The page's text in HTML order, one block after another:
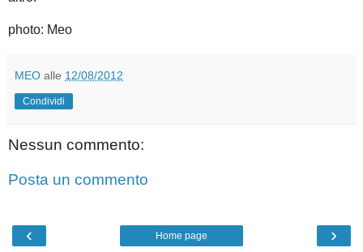
photo: Meo
MEO alle 12/08/2012
Condividi
Nessun commento:
Posta un commento
‹ ›
Home page